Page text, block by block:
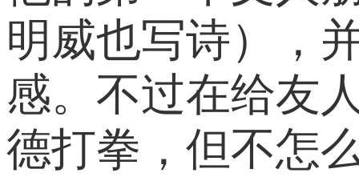
明威也写诗），
感。不过在给友
德打拳，但不怎